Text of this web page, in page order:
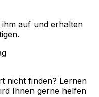
auf und erhalten
nicht finden? Lernen
Ihnen gerne helfen